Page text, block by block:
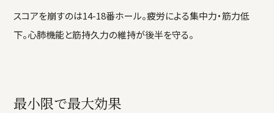
スコアを崩すのは14-18番ホール。疲労による集中力・筋力低
下。心肺機能と筋持久力の維持が後半を守る。
最小限で最大効果